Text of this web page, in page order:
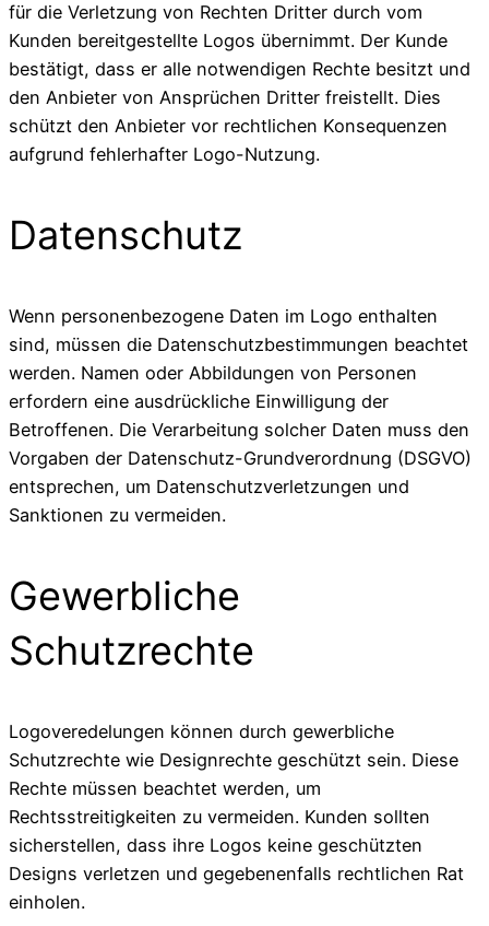
für die Verletzung von Rechten Dritter durch vom
Kunden bereitgestellte Logos übernimmt. Der Kunde
bestätigt, dass er alle notwendigen Rechte besitzt und
den Anbieter von Ansprüchen Dritter freistellt. Dies
schützt den Anbieter vor rechtlichen Konsequenzen
aufgrund fehlerhafter Logo-Nutzung.
Datenschutz
Wenn personenbezogene Daten im Logo enthalten
sind, müssen die Datenschutzbestimmungen beachtet
werden. Namen oder Abbildungen von Personen
erfordern eine ausdrückliche Einwilligung der
Betroffenen. Die Verarbeitung solcher Daten muss den
Vorgaben der Datenschutz-Grundverordnung (DSGVO)
entsprechen, um Datenschutzverletzungen und
Sanktionen zu vermeiden.
Gewerbliche
Schutzrechte
Logoveredelungen können durch gewerbliche
Schutzrechte wie Designrechte geschützt sein. Diese
Rechte müssen beachtet werden, um
Rechtsstreitigkeiten zu vermeiden. Kunden sollten
sicherstellen, dass ihre Logos keine geschützten
Designs verletzen und gegebenenfalls rechtlichen Rat
einholen.